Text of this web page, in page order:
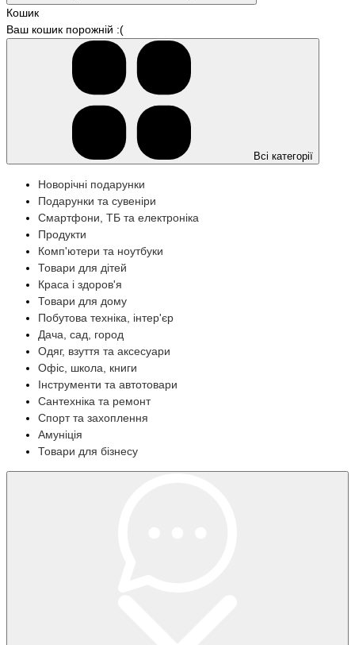
Кошик
Ваш кошик порожній :(
Всі категорії
Новорічні подарунки
Подарунки та сувеніри
Смартфони, ТБ та електроніка
Продукти
Комп'ютери та ноутбуки
Товари для дітей
Краса і здоров'я
Товари для дому
Побутова техніка, інтер'єр
Дача, сад, город
Одяг, взуття та аксесуари
Офіс, школа, книги
Інструменти та автотовари
Сантехніка та ремонт
Спорт та захоплення
Амуніція
Товари для бізнесу